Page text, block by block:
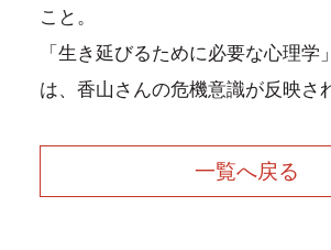
こと。
「生き延びるために必要な心理学
は、香山さんの危機意識が反映さ
一覧へ戻る